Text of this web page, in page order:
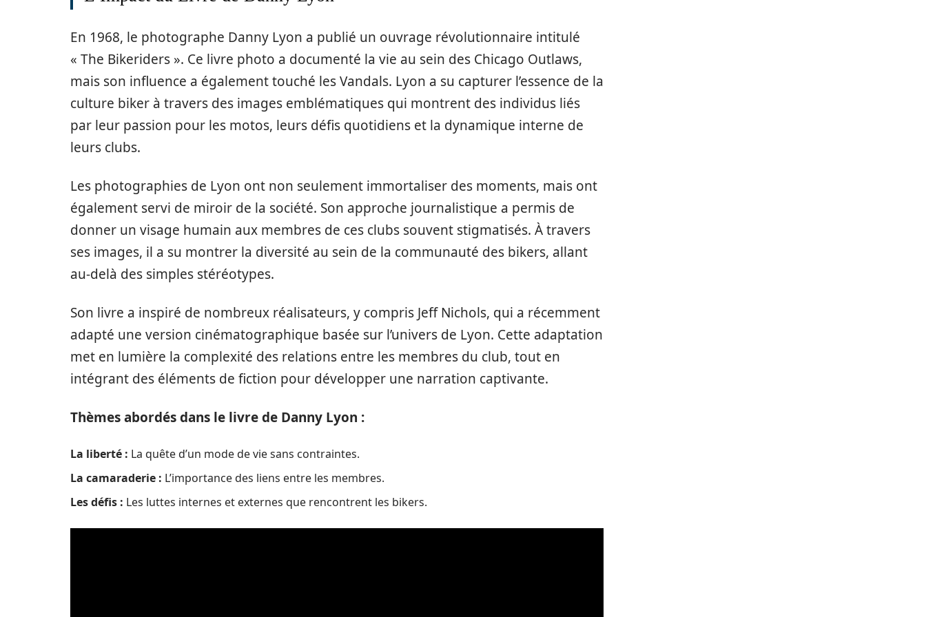
En 1968, le photographe Danny Lyon a publié un ouvrage révolutionnaire intitulé
« The Bikeriders ». Ce livre photo a documenté la vie au sein des Chicago Outlaws,
mais son influence a également touché les Vandals. Lyon a su capturer l’essence de la
culture biker à travers des images emblématiques qui montrent des individus liés
par leur passion pour les motos, leurs défis quotidiens et la dynamique interne de
leurs clubs.
Les photographies de Lyon ont non seulement immortaliser des moments, mais ont
également servi de miroir de la société. Son approche journalistique a permis de
donner un visage humain aux membres de ces clubs souvent stigmatisés. À travers
ses images, il a su montrer la diversité au sein de la communauté des bikers, allant
au-delà des simples stéréotypes.
Son livre a inspiré de nombreux réalisateurs, y compris Jeff Nichols, qui a récemment
adapté une version cinématographique basée sur l’univers de Lyon. Cette adaptation
met en lumière la complexité des relations entre les membres du club, tout en
intégrant des éléments de fiction pour développer une narration captivante.
Thèmes abordés dans le livre de Danny Lyon :
La liberté : La quête d’un mode de vie sans contraintes.
La camaraderie : L’importance des liens entre les membres.
Les défis : Les luttes internes et externes que rencontrent les bikers.